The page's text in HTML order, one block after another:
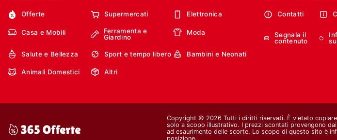
Offerte Supermercati Elettronica
Casa e Mobili
Ferramenta e
Giardino
Moda
Salute e Bellezza Sport e tempo libero Bambini e Neonati
Animali Domestici Altri
Contatti
Segnala il
contenuto
Copyright © 2026 Tutti i diritti riservati. È vietato
solo a scopo illustrativo. I prezzi scontati provengono
ad esaurimento delle scorte. Lo scopo di questo sito è
posizione.